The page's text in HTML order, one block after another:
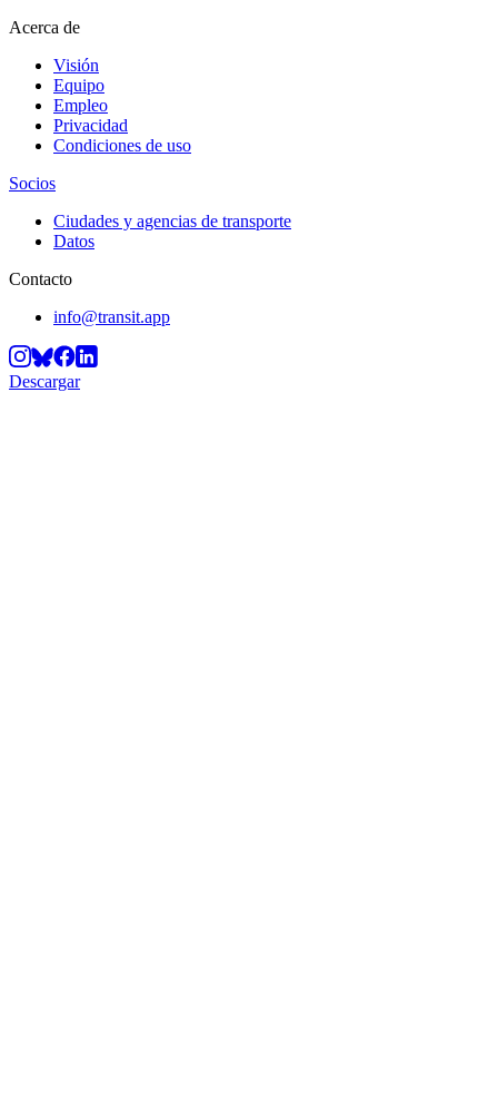
Acerca de
Visión
Equipo
Empleo
Privacidad
Condiciones de uso
Socios
Ciudades y agencias de transporte
Datos
Contacto
info@transit.app
Descargar